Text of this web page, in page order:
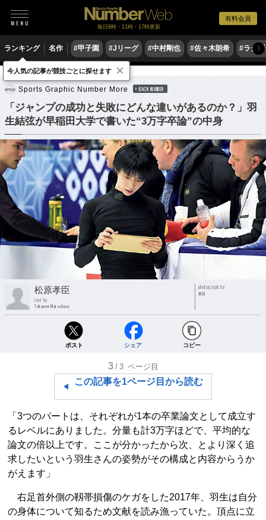
有料会員
毎日6時・11時・17時更新
ランキング 名作 #甲子園 #Jリーグ #中村剛也 #佐々木朗希 #ラグ〉
フィギュアスケート
Sports Graphic Number More BACK NUMBER
「ジャンプの成功と失敗にどんな違いがあるのか？」羽
生結弦が早稲田大学で書いた“3万字卒論”の中身
松原孝臣
text by
Takaomi Matsubara
photograph by
AFLO
ポスト シェア コピー
3 /3 ページ目
この記事を1ページ目から読む
「3つのパートは、それぞれが1本の卒業論文として成立す
るレベルにありました。分量も計3万字ほどで、平均的な
論文の倍以上です。ここが分かったから次、とより深く追
求したいという羽生さんの姿勢がその構成と内容からうか
がえます」
右足首外側の靱帯損傷のケガをした2017年、羽生は自分
の身体について知るため文献を読み漁っていた。頂点に立
今人気の記事が競技ごとに探せます ×